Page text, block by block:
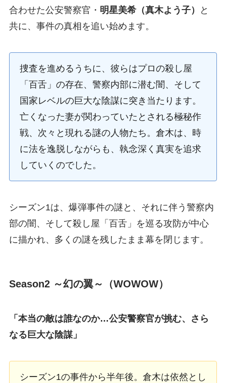
合わせた公安警察官・ 明星美希（真木よう子）
と
共に、事件の真相を追い始めます。
捜査を進めるうちに、彼らはプロの殺し屋
「百舌」の存在、警察内部に潜む闇、そして
国家レベルの巨大な陰謀に突き当たります。
亡くなった妻が関わっていたとされる極秘作
戦、次々と現れる謎の人物たち。倉木は、時
に法を逸脱しながらも、執念深く真実を追求
していくのでした。
シーズン1は、爆弾事件の謎と、それに伴う警察内
部の闇、そして殺し屋「百舌」を巡る攻防が中心
に描かれ、多くの謎を残したまま幕を閉じます。
Season2 ～幻の翼～（WOWOW）
「本当の敵は誰なのか…公安警察官が挑む、さら
なる巨大な陰謀」
シーズン1の事件から半年後。倉木は依然とし